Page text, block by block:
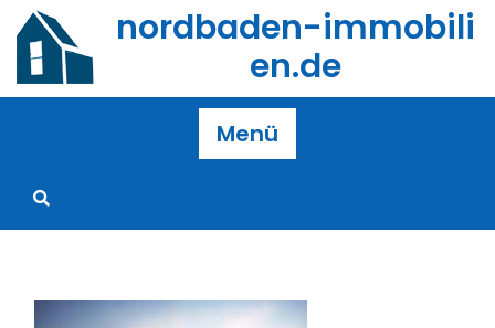
Zum
Inhalt
springen
nordbaden-immobili
en.de
Menü